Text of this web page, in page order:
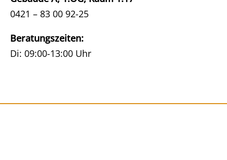
0421 – 83 00 92-25
Beratungszeiten:
Di: 09:00-13:00 Uhr